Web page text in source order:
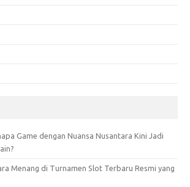
Game dengan Nuansa Nusantara Kini Jadi
Menang di Turnamen Slot Terbaru Resmi yang